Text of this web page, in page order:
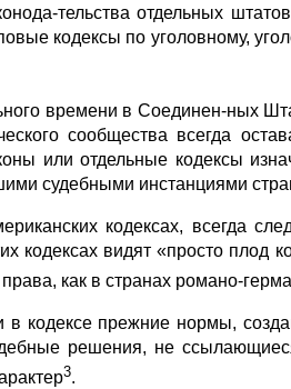
тельства отдельных
кодексы по уголовному,
времени в Соединен-ных
сообщества всегда
или отдельные кодексы
судебными инстанциями
кодексах, всегда
кодексах видят «просто плод
как в странах романо-
в кодексе прежние нормы,
решения, не
3.